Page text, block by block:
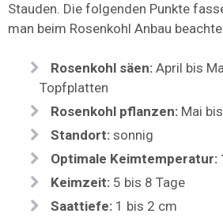
Stauden. Die folgenden Punkte
man beim Rosenkohl Anbau
Rosenkohl säen: April bis
Topfplatten
Rosenkohl pflanzen: Mai
Standort: sonnig
Optimale Keimtemperatur:
Keimzeit: 5 bis 8 Tage
Saattiefe: 1 bis 2 cm